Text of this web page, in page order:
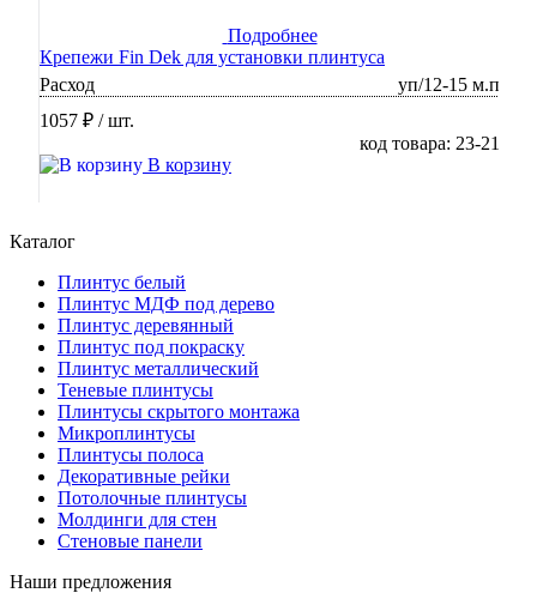
Подробнее
Крепежи Fin Dek для установки плинтуса
Расход
уп/12-15 м.п
1057 ₽ / шт.
код товара: 23-21
В корзину
Каталог
Плинтус белый
Плинтус МДФ под дерево
Плинтус деревянный
Плинтус под покраску
Плинтус металлический
Теневые плинтусы
Плинтусы скрытого монтажа
Микроплинтусы
Плинтусы полоса
Декоративные рейки
Потолочные плинтусы
Молдинги для стен
Стеновые панели
Наши предложения